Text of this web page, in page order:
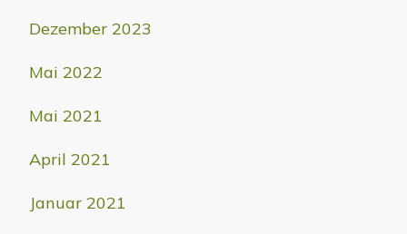
Dezember 2023
Mai 2022
Mai 2021
April 2021
Januar 2021